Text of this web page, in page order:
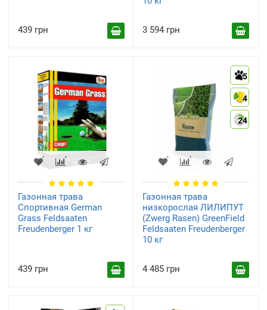
439 грн 3 594 грн
Газонная трава
Спортивная German
Grass Feldsaaten
Freudenberger 1 кг
439 грн
5
4
24
Газонная трава
низкорослая ЛИЛИПУТ
(Zwerg Rasen) GreenField
Feldsaaten Freudenberger
10 кг
4 485 грн